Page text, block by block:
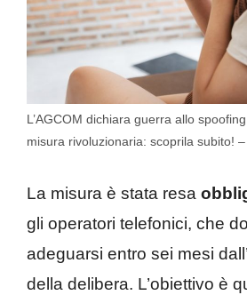
L’AGCOM dichiara guerra allo
misura rivoluzionaria: scoprila subito!
La misura è stata resa
gli operatori telefonici, che
adeguarsi entro sei mesi
della delibera. L’obiettivo è